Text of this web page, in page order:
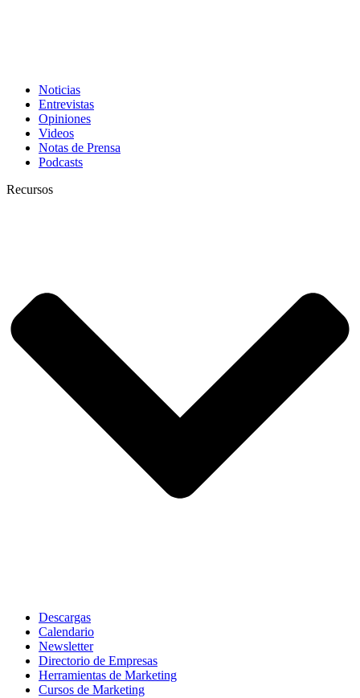
Noticias
Entrevistas
Opiniones
Videos
Notas de Prensa
Podcasts
Recursos
Descargas
Calendario
Newsletter
Directorio de Empresas
Herramientas de Marketing
Cursos de Marketing